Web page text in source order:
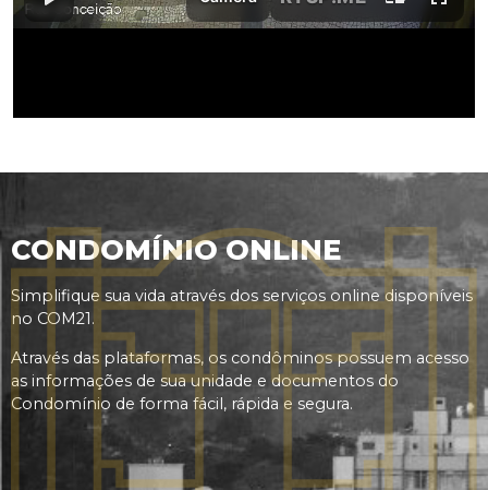
CONDOMÍNIO ONLINE
Simplifique sua vida através dos serviços online disponíveis
no COM21.
Através das plataformas, os condôminos possuem acesso
as informações de sua unidade e documentos do
Condomínio de forma fácil, rápida e segura.